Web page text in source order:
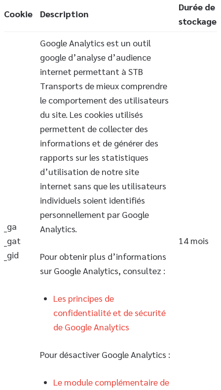
Cookie Description
Durée de
stockage
_ga
_gat
_gid
Google Analytics est un outil
google d’analyse d’audience
internet permettant à STB
Transports de mieux comprendre
le comportement des utilisateurs
du site. Les cookies utilisés
permettent de collecter des
informations et de générer des
rapports sur les statistiques
d’utilisation de notre site
internet sans que les utilisateurs
individuels soient identifiés
personnellement par Google
Analytics.
Pour obtenir plus d’informations
sur Google Analytics, consultez :
Les principes de
confidentialité et de sécurité
de Google Analytics
Pour désactiver Google Analytics :
Le module complémentaire de
14 mois